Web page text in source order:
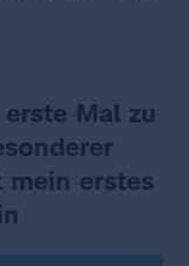
Mal zu
mein erstes